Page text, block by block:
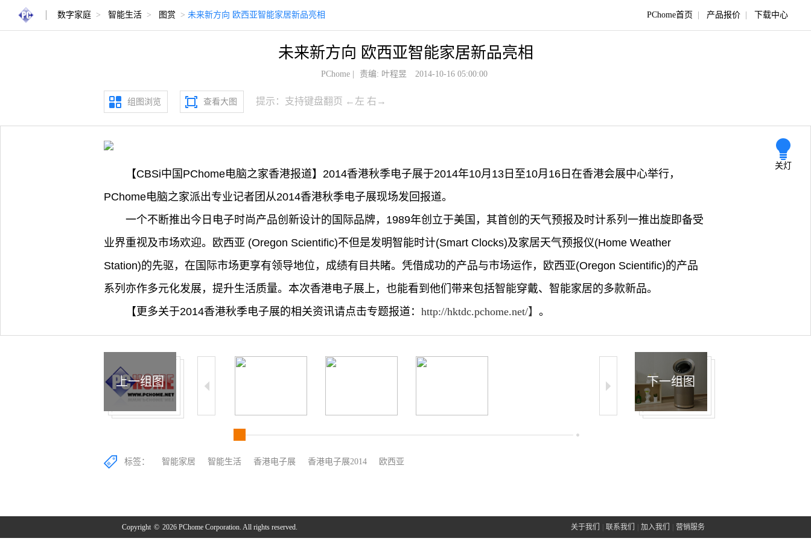
数字家庭 > 智能生活 > 图赏 > 未来新方向 欧西亚智能家居新品亮相 PChome首页 产品报价 下载中心
未来新方向 欧西亚智能家居新品亮相
PChome| 责编: 叶程昱 2014-10-16 05:00:00
组图浏览 查看大图 提示：支持键盘翻页 ←左 右→
关灯
【CBSi中国PChome电脑之家香港报道】2014香港秋季电子展于2014年10月13日至10月16日在香港会展中心举行，
PChome电脑之家派出专业记者团从2014香港秋季电子展现场发回报道。
一个不断推出今日电子时尚产品创新设计的国际品牌，1989年创立于美国，其首创的天气预报及时计系列一推出旋即备受
业界重视及市场欢迎。欧西亚 (Oregon Scientific)不但是发明智能时计(Smart Clocks)及家居天气预报仪(Home Weather
Station)的先驱，在国际市场更享有领导地位，成绩有目共睹。凭借成功的产品与市场运作，欧西亚(Oregon Scientific)的产品
系列亦作多元化发展，提升生活质量。本次香港电子展上，也能看到他们带来包括智能穿戴、智能家居的多款新品。
【更多关于2014香港秋季电子展的相关资讯请点击专题报道： http://hktdc.pchome.net/】 。
上一组图 下一组图
标签： 智能家居 智能生活 香港电子展 香港电子展2014 欧西亚
Copyright © 2026 PChome Corporation. All rights reserved. 关于我们 联系我们 加入我们 营销服务